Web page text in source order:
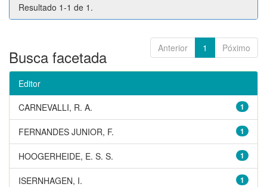
Resultado 1-1 de 1.
Anterior 1 Póximo
Busca facetada
Editor
1
CARNEVALLI, R. A.
1
FERNANDES JUNIOR, F.
1
HOOGERHEIDE, E. S. S.
1
ISERNHAGEN, I.